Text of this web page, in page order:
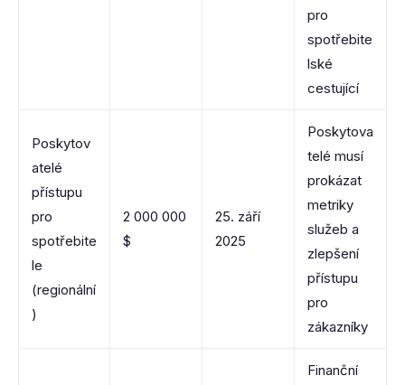
pro
spotřebite
lské
cestující
Poskytov
atelé
přístupu
pro
spotřebite
le
(regionální
)
2 000 000
$
25. září
2025
Poskytova
telé musí
prokázat
metriky
služeb a
zlepšení
přístupu
pro
zákazníky
Finanční